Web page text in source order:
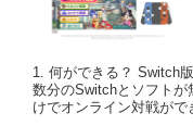
1. 何ができる？ Switch
数分のSwitchとソフト
けでオンライン対戦がで